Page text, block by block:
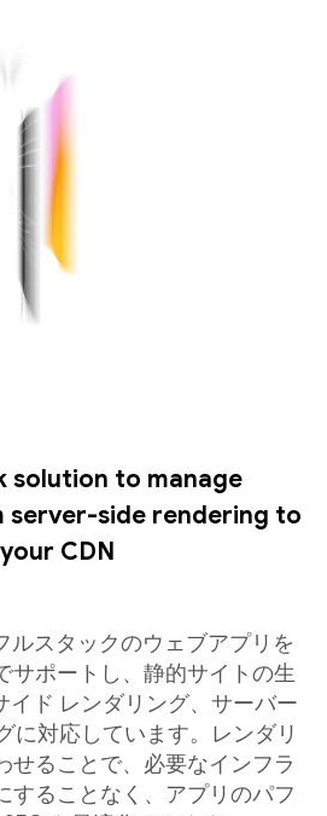
solution to manage
server-side rendering to
your CDN
ルスタックのウェブアプリを
サポートし、静的サイトの生
イド レンダリング、サーバー
に対応しています。レンダリ
せることで、必要なインフラ
することなく、アプリのパフ